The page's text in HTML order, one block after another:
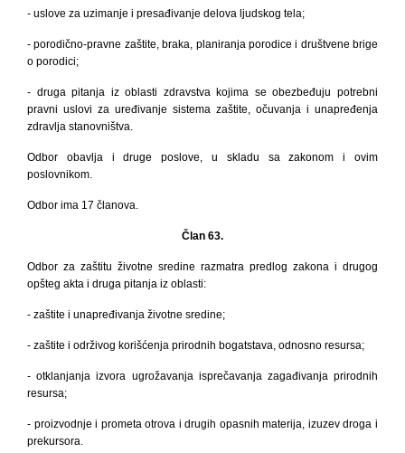
- uslove za uzimanje i presađivanje delova ljudskog tela;
- porodično-pravne zaštite, braka, planiranja porodice i društvene brige
o porodici;
- druga pitanja iz oblasti zdravstva kojima se obezbeđuju potrebni
pravni uslovi za uređivanje sistema zaštite, očuvanja i unapređenja
zdravlja stanovništva.
Odbor obavlja i druge poslove, u skladu sa zakonom i ovim
poslovnikom.
Odbor ima 17 članova.
Član 63.
Odbor za zaštitu životne sredine razmatra predlog zakona i drugog
opšteg akta i druga pitanja iz oblasti:
- zaštite i unapređivanja životne sredine;
- zaštite i održivog korišćenja prirodnih bogatstava, odnosno resursa;
- otklanjanja izvora ugrožavanja isprečavanja zagađivanja prirodnih
resursa;
- proizvodnje i prometa otrova i drugih opasnih materija, izuzev droga i
prekursora.